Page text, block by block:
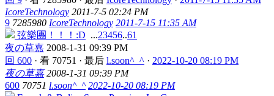
IcoreTechnology 2011-7-5 02:24 PM
9 7285980 IcoreTechnology 2011-7-15 11:35 AM
弦樂團！！！:D ...23456..61
夜の草嘉 2008-1-31 09:39 PM
回 600 · 看 70751 · 最后 l.soon^_^ · 2022-10-20 08:19 PM
夜の草嘉 2008-1-31 09:39 PM
600 70751 l.soon^_^ 2022-10-20 08:19 PM